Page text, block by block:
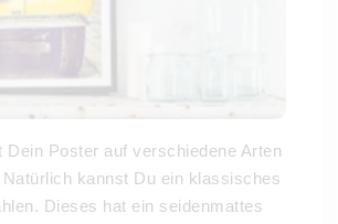
Dein Poster auf verschiedene Arten
kannst Du ein klassisches
Dieses hat ein seidenmattes